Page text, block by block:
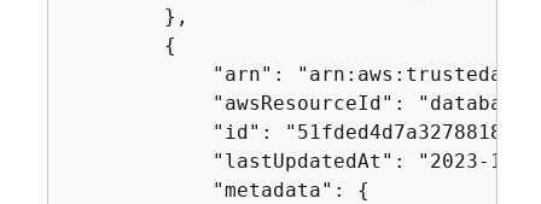
        },
{
"arn":
"awsResourceId":
"id":
"lastUpdatedAt": "2023-11-
            "metadata":
{